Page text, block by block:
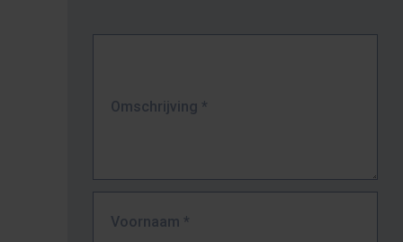
Omschrijving *
Voornaam *